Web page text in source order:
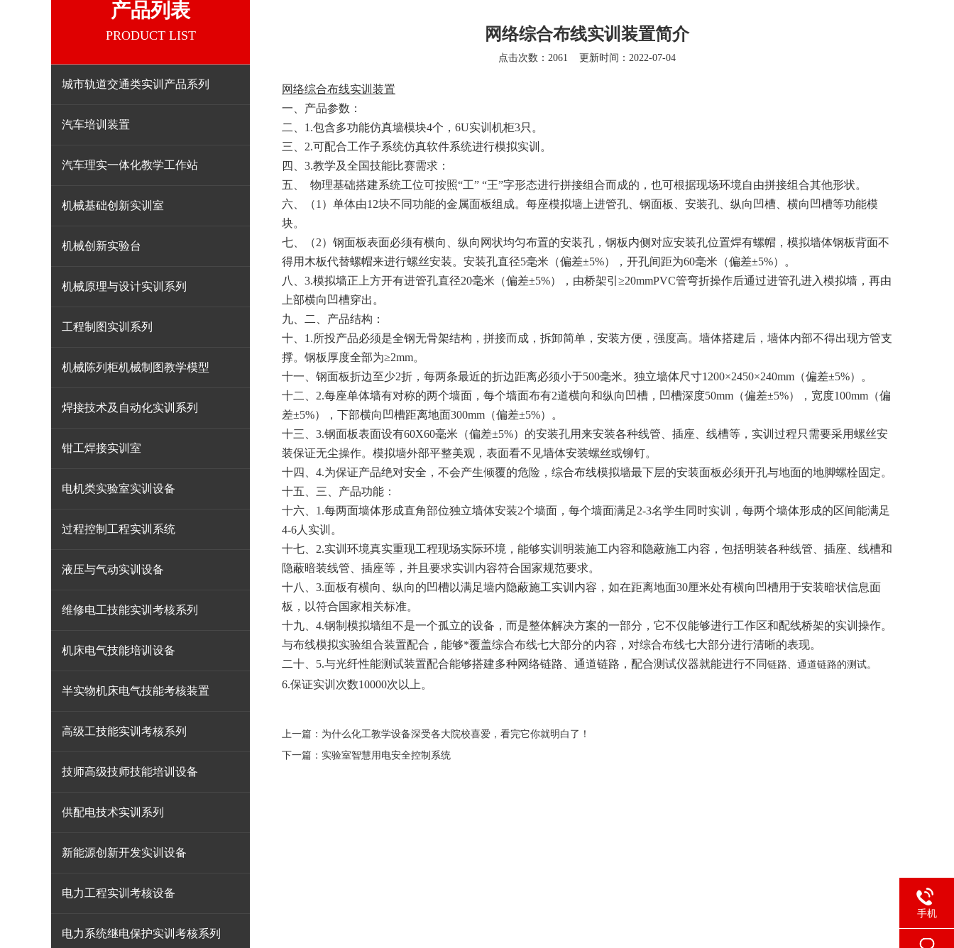
产品列表
PRODUCT LIST
城市轨道交通类实训产品系列
汽车培训装置
汽车理实一体化教学工作站
机械基础创新实训室
机械创新实验台
机械原理与设计实训系列
工程制图实训系列
机械陈列柜机械制图教学模型
焊接技术及自动化实训系列
钳工焊接实训室
电机类实验室实训设备
过程控制工程实训系统
液压与气动实训设备
维修电工技能实训考核系列
机床电气技能培训设备
半实物机床电气技能考核装置
高级工技能实训考核系列
技师高级技师技能培训设备
供配电技术实训系列
新能源创新开发实训设备
电力工程实训考核设备
电力系统继电保护实训考核系列
网络综合布线实训装置简介
点击次数：2061 更新时间：2022-07-04
网络综合布线实训装置
一、 产品参数：
二、 1.包含多功能仿真墙模块4个，6U实训机柜3只。
三、 2.可配合工作子系统仿真软件系统进行模拟实训。
四、 3.教学及全国技能比赛需求：
五、
物理基础搭建系统工位可按照“工” “王”字形态进行拼接组合而成的，也可根据现场环境自由拼接组合其他形状。
六、
（1）单体由12块不同功能的金属面板组成。每座模拟墙上进管孔、钢面板、安装孔、纵向凹槽、横向凹槽等功能模
块。
七、
（2）钢面板表面必须有横向、纵向网状均匀布置的安装孔，钢板内侧对应安装孔位置焊有螺帽，模拟墙体钢板背面不
得用木板代替螺帽来进行螺丝安装。安装孔直径5毫米（偏差±5%），开孔间距为60毫米（偏差±5%）。
八、 3.模拟墙正上方开有进管孔直径20毫米（偏差±5%），由桥架引≥20mmPVC管弯折操作后通过进管孔进入模拟墙，再由
上部横向凹槽穿出。
九、
二、产品结构：
十、 1.所投产品必须是全钢无骨架结构，拼接而成，拆卸简单，安装方便，强度高。墙体搭建后，墙体内部不得出现方管支
撑。钢板厚度全部为≥2mm。
十一、 钢面板折边至少2折，每两条最近的折边距离必须小于500毫米。独立墙体尺寸1200×2450×240mm（偏差±5%）。
十二、 2.每座单体墙有对称的两个墙面，每个墙面布有2道横向和纵向凹槽，凹槽深度50mm（偏差±5%），宽度100mm（偏
差±5%），下部横向凹槽距离地面300mm（偏差±5%）。
十三、 3.钢面板表面设有60X60毫米（偏差±5%）的安装孔用来安装各种线管、插座、线槽等，实训过程只需要采用螺丝安
装保证无尘操作。模拟墙外部平整美观，表面看不见墙体安装螺丝或铆钉。
十四、 4.为保证产品绝对安全，不会产生倾覆的危险，综合布线模拟墙最下层的安装面板必须开孔与地面的地脚螺栓固定。
十五、 三、产品功能：
十六、 1.每两面墙体形成直角部位独立墙体安装2个墙面，每个墙面满足2-3名学生同时实训，每两个墙体形成的区间能满足
4-6人实训。
十七、 2.实训环境真实重现工程现场实际环境，能够实训明装施工内容和隐蔽施工内容，包括明装各种线管、插座、线槽和
隐蔽暗装线管、插座等，并且要求实训内容符合国家规范要求。
十八、 3.面板有横向、纵向的凹槽以满足墙内隐蔽施工实训内容，如在距离地面30厘米处有横向凹槽用于安装暗状信息面
板，以符合国家相关标准。
十九、 4.钢制模拟墙组不是一个孤立的设备，而是整体解决方案的一部分，它不仅能够进行工作区和配线桥架的实训操作。
与布线模拟实验组合装置配合，能够*覆盖综合布线七大部分的内容，对综合布线七大部分进行清晰的表现。
二十、 5.与光纤性能测试装置配合能够搭建多种网络链路、通道链路，配合测试仪器就能进行不同 链路、通道链路的测试。
6.保证实训次数10000次以上。
上一篇： 为什么化工教学设备深受各大院校喜爱，看完它你就明白了！
下一篇： 实验室智慧用电安全控制系统
手机